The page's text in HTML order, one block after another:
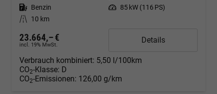
Kraftstoff Benzin Leistung 85 kW (116 PS)
Kilometerstand
10 km
23.664,– €
incl. 19% MwSt.
Details
Verbrauch kombiniert: 5,50 l/100km
CO2-Klasse: D
CO2-Emissionen: 126,00 g/km